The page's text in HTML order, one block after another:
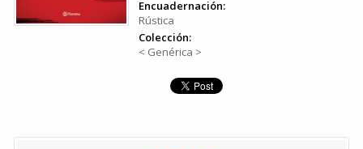
Encuadernación:
Rústica
Colección:
< Genérica >